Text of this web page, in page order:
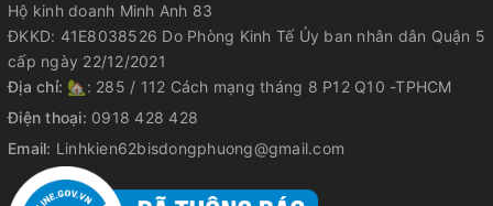
Hộ kinh doanh Minh Anh 83
ĐKKD: 41E8038526 Do Phòng Kinh Tế Ủy ban nhân dân Quận 5
cấp ngày 22/12/2021
Địa chỉ: 🏡: 285 / 112 Cách mạng tháng 8 P12 Q10 -TPHCM
Điện thoại: 0918 428 428
Email: Linhkien62bisdongphuong@gmail.com